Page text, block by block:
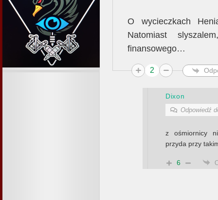
O wycieczkach
Natomiast
finansowego…
2
Dixon
Odpowiedź
z ośmiornicy
przyda przy
6